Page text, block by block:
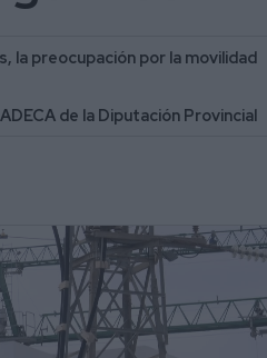
la preocupación por la movilidad
de la Diputación Provincial